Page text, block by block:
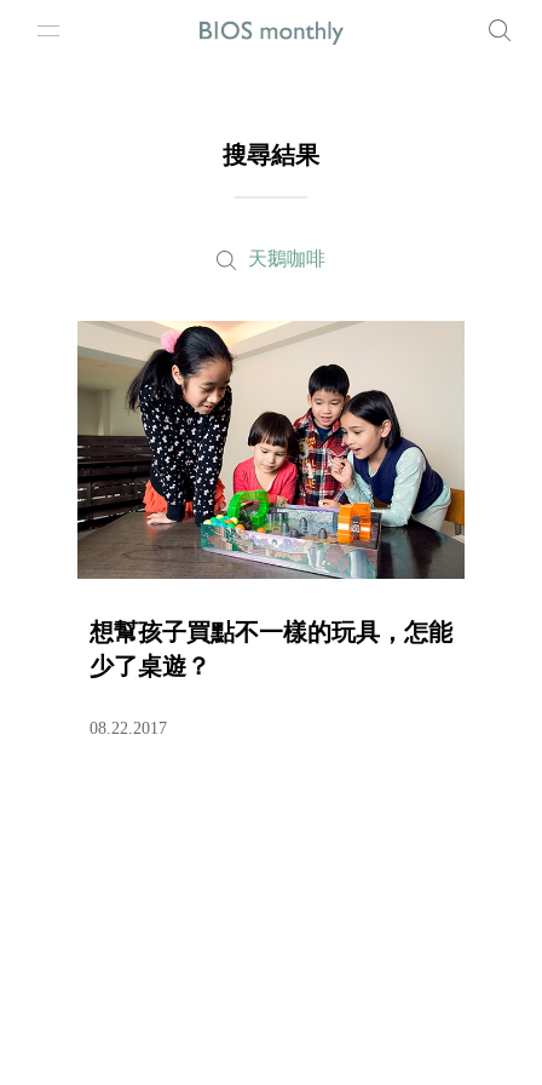
搜尋結果
天鵝咖啡
想幫孩子買點不一樣的玩具，怎能
少了桌遊？
08.22.2017